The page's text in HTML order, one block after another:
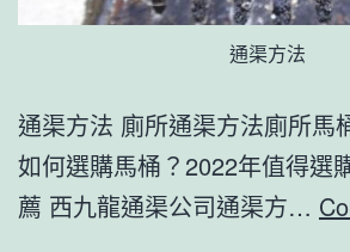
通渠方法
通渠方法 廁所通渠方法廁所馬
如何選購馬桶？2022年值得選
薦 西九龍通渠公司通渠方…